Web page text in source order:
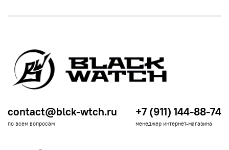
contact@blck-wtch.ru
по всем вопросам
+7 (911) 144-88-74
менеджер интернет-магазина